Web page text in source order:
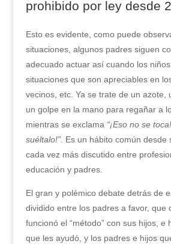
prohibido por ley desde
Esto es evidente, como puede
situaciones, algunos padres siguen
adecuado actuar así cuando los
situaciones que son apreciables en
vecinos, etc. Ya se trate de un azote,
un golpe en la mano para regañar a
mientras se exclama “¡Eso no se
suéltalo!”. Es un hábito común desde
cada vez más discutido entre
educación y padres.
El gran y polémico debate detrás de
dividido entre los padres a favor, que
funcionó el “método” con sus hijos, e
que les ayudó, y los padres e hijos